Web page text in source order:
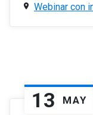
Webinar con
13 MAY